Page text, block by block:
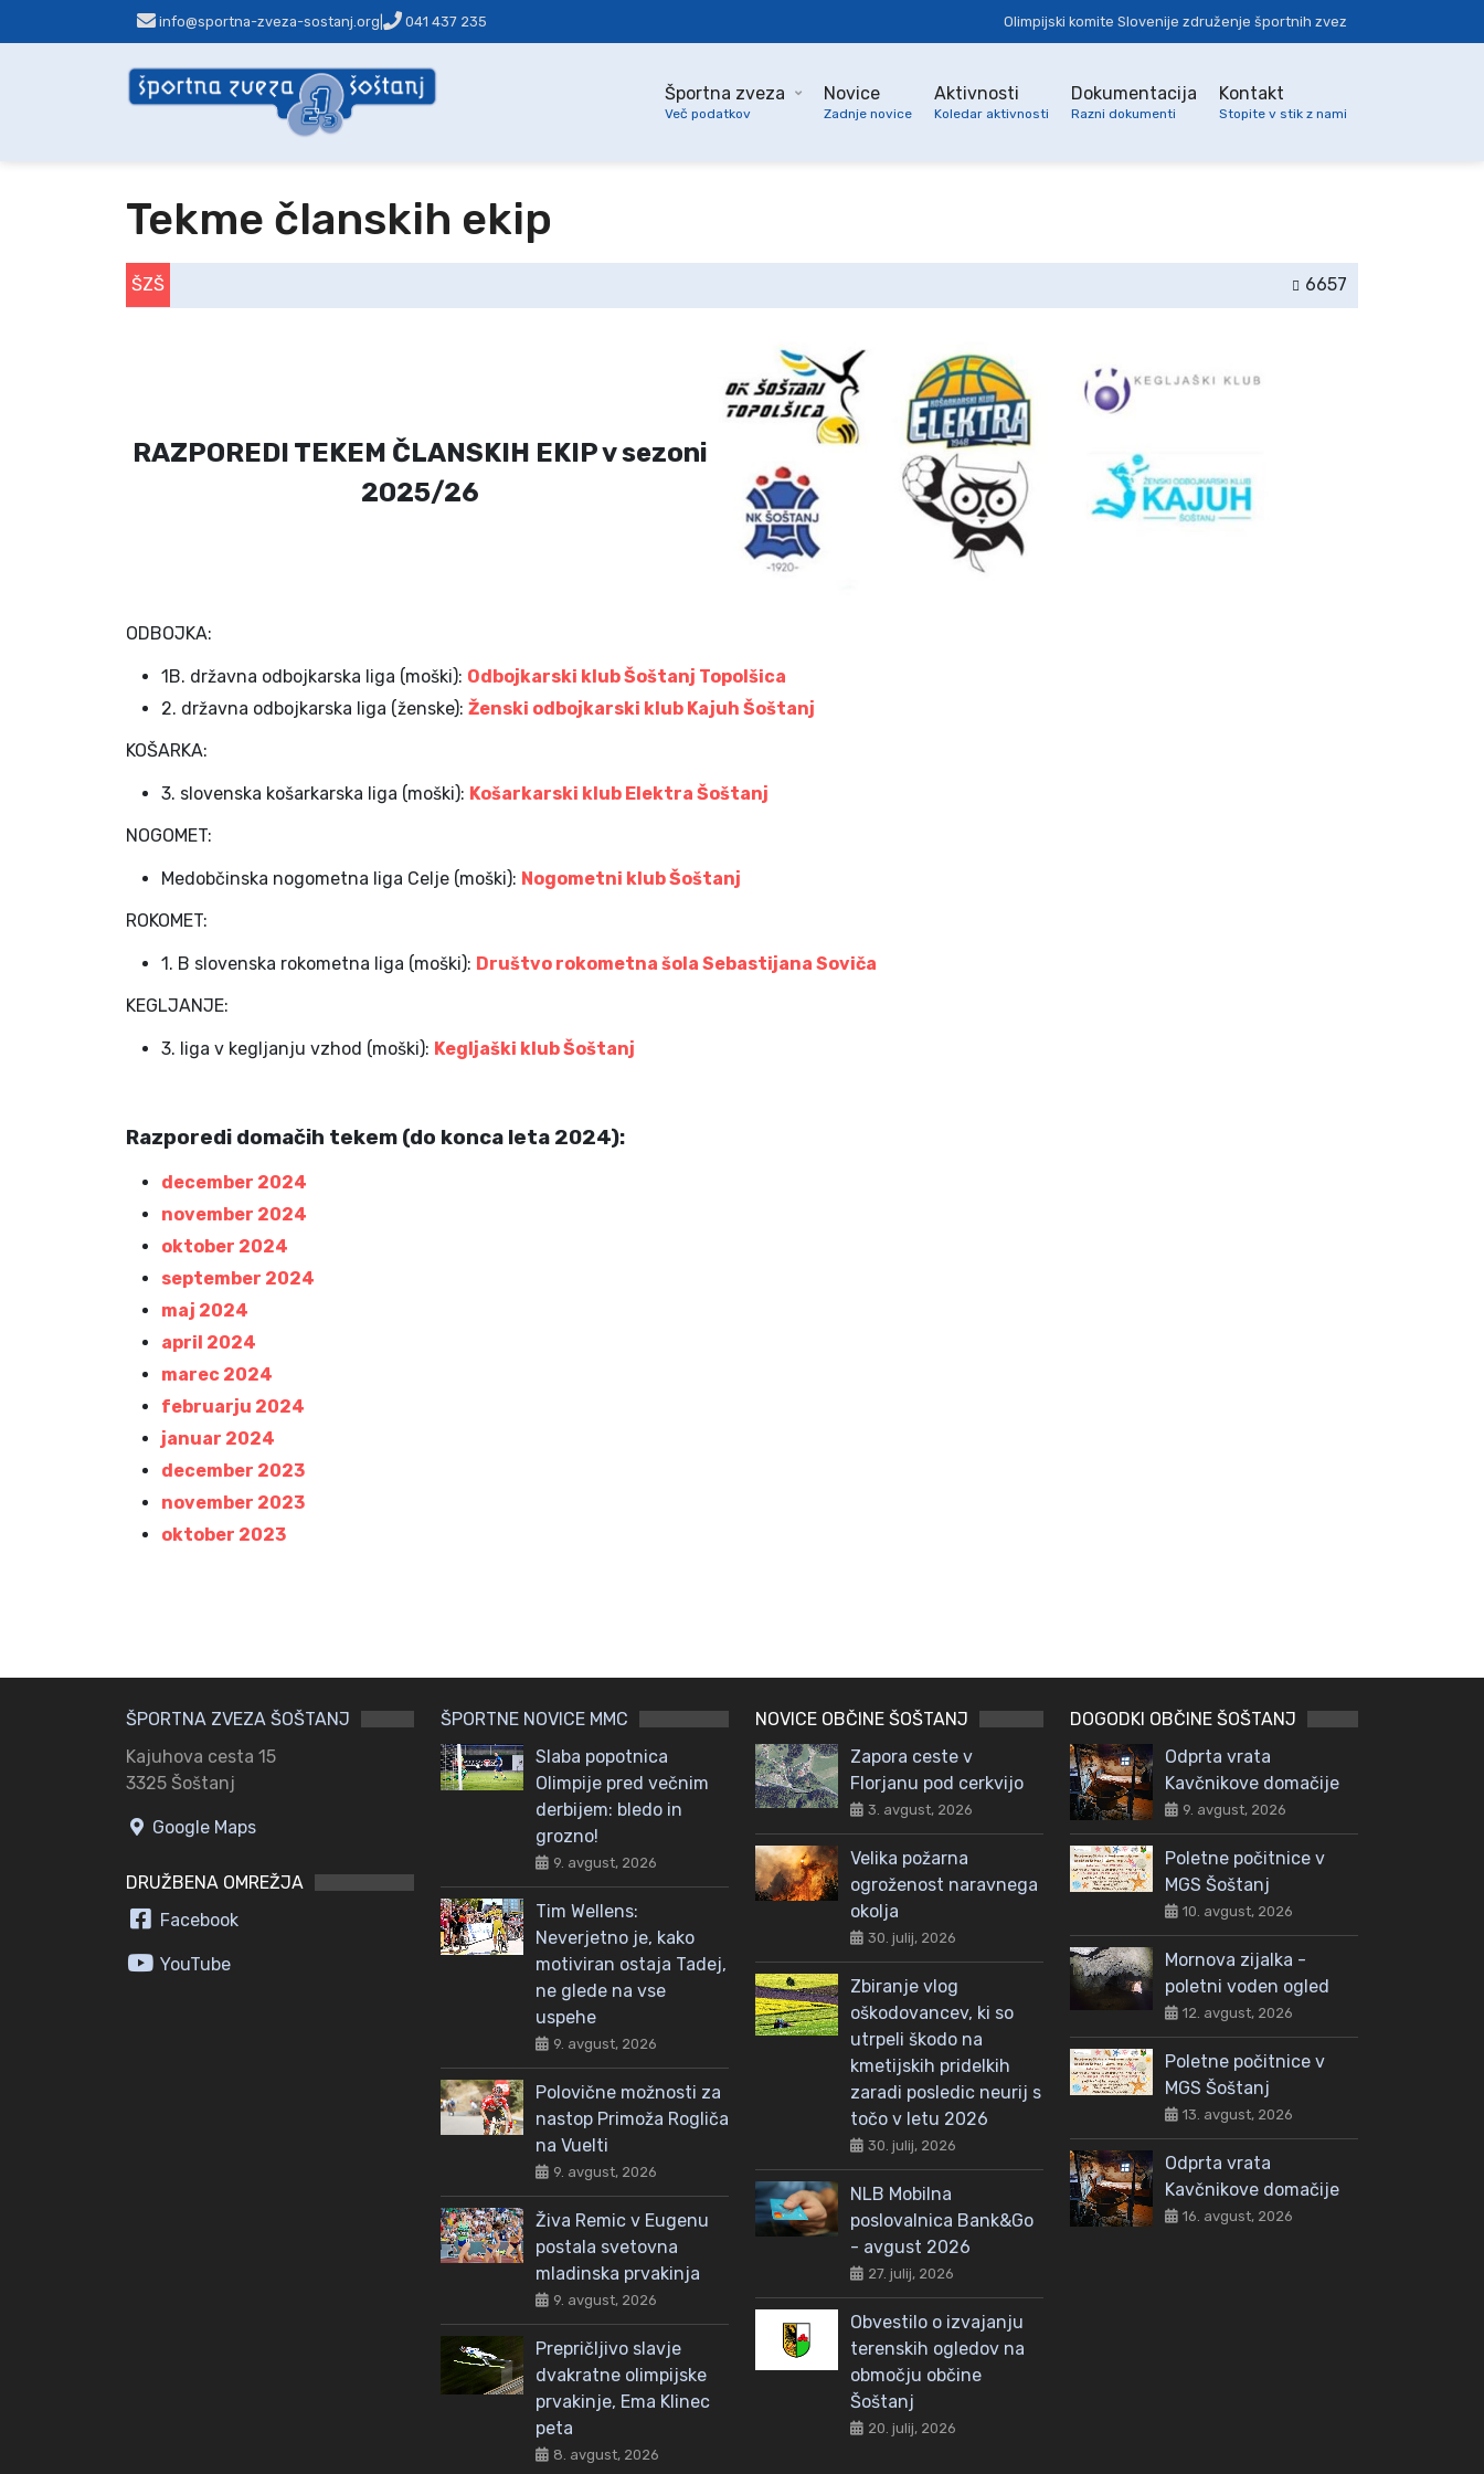
info@sportna-zveza-sostanj.org 041 437 235 Olimpijski komite Slovenije združenje športnih zvez
Športna zveza
Več podatkov
Novice
Zadnje novice
Aktivnosti
Koledar aktivnosti
Dokumentacija
Razni dokumenti
Kontakt
Stopite v stik z nami
Tekme članskih ekip
ŠZŠ 6657
RAZPOREDI TEKEM ČLANSKIH EKIP v sezoni
2025/26
ODBOJKA:
1B. državna odbojkarska liga (moški): Odbojkarski klub Šoštanj Topolšica
2. državna odbojkarska liga (ženske): Ženski odbojkarski klub Kajuh Šoštanj
KOŠARKA:
3. slovenska košarkarska liga (moški): Košarkarski klub Elektra Šoštanj
NOGOMET:
Medobčinska nogometna liga Celje (moški): Nogometni klub Šoštanj
ROKOMET:
1. B slovenska rokometna liga (moški): Društvo rokometna šola Sebastijana Soviča
KEGLJANJE:
3. liga v kegljanju vzhod (moški): Kegljaški klub Šoštanj
Razporedi domačih tekem (do konca leta 2024):
december 2024
november 2024
oktober 2024
september 2024
maj 2024
april 2024
marec 2024
februarju 2024
januar 2024
december 2023
november 2023
oktober 2023
ŠPORTNA ZVEZA ŠOŠTANJ
Kajuhova cesta 15
3325 Šoštanj
Google Maps
DRUŽBENA OMREŽJA
Facebook
YouTube
ŠPORTNE NOVICE MMC
Slaba popotnica
Olimpije pred večnim
derbijem: bledo in
grozno!
9. avgust, 2026
Tim Wellens:
Neverjetno je, kako
motiviran ostaja Tadej,
ne glede na vse
uspehe
9. avgust, 2026
Polovične možnosti za
nastop Primoža Rogliča
na Vuelti
9. avgust, 2026
Živa Remic v Eugenu
postala svetovna
mladinska prvakinja
9. avgust, 2026
Prepričljivo slavje
dvakratne olimpijske
prvakinje, Ema Klinec
peta
8. avgust, 2026
NOVICE OBČINE ŠOŠTANJ
Zapora ceste v
Florjanu pod cerkvijo
3. avgust, 2026
Velika požarna
ogroženost naravnega
okolja
30. julij, 2026
Zbiranje vlog
oškodovancev, ki so
utrpeli škodo na
kmetijskih pridelkih
zaradi posledic neurij s
točo v letu 2026
30. julij, 2026
NLB Mobilna
poslovalnica Bank&Go
- avgust 2026
27. julij, 2026
Obvestilo o izvajanju
terenskih ogledov na
območju občine
Šoštanj
20. julij, 2026
DOGODKI OBČINE ŠOŠTANJ
Odprta vrata
Kavčnikove domačije
9. avgust, 2026
Poletne počitnice v
MGS Šoštanj
10. avgust, 2026
Mornova zijalka -
poletni voden ogled
12. avgust, 2026
Poletne počitnice v
MGS Šoštanj
13. avgust, 2026
Odprta vrata
Kavčnikove domačije
16. avgust, 2026